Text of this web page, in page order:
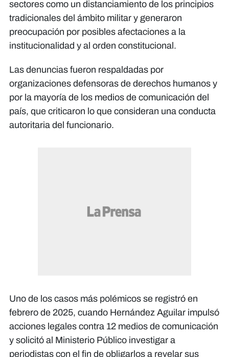
sectores como un distanciamiento de los principios
tradicionales del ámbito militar y generaron
preocupación por posibles afectaciones a la
institucionalidad y al orden constitucional.
Las denuncias fueron respaldadas por
organizaciones defensoras de derechos humanos y
por la mayoría de los medios de comunicación del
país, que criticaron lo que consideran una conducta
autoritaria del funcionario.
Uno de los casos más polémicos se registró en
febrero de 2025, cuando Hernández Aguilar impulsó
acciones legales contra 12 medios de comunicación
y solicitó al Ministerio Público investigar a
periodistas con el fin de obligarlos a revelar sus